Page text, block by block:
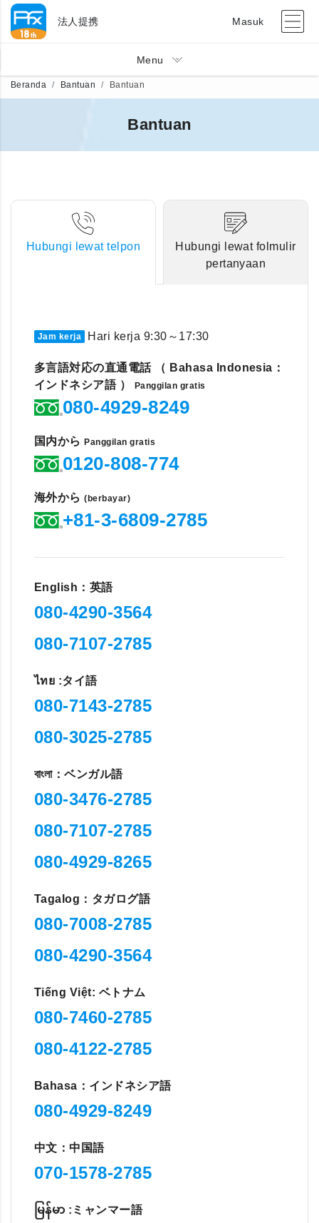
法人提携 Masuk
Menu
Beranda Bantuan Bantuan
Bantuan
Hubungi lewat telpon
Hubungi lewat folmulir
pertanyaan
Jam kerja Hari kerja 9:30～17:30
多言語対応の直通電話 （ Bahasa Indonesia：
インドネシア語 ）
Panggilan gratis
080-4929-8249
国内から Panggilan gratis
0120-808-774
海外から (berbayar)
+81-3-6809-2785
English：英語
080-4290-3564
080-7107-2785
ไทย :タイ語
080-7143-2785
080-3025-2785
বাংলা：ベンガル語
080-3476-2785
080-7107-2785
080-4929-8265
Tagalog：タガログ語
080-7008-2785
080-4290-3564
Tiếng Việt: ベトナム
080-7460-2785
080-4122-2785
Bahasa：インドネシア語
080-4929-8249
中文：中国語
070-1578-2785
မြန်မာ :ミャンマー語